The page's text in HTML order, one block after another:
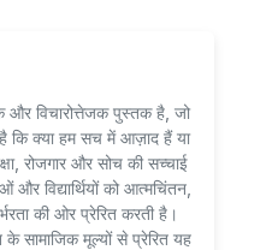
और विचारोत्तेजक पुस्तक है, जो
कि क्या हम सच में आज़ाद हैं या
रोजगार और सोच की सच्चाई
विद्यार्थियों को आत्मचिंतन,
की ओर प्रेरित करती है।
सामाजिक मूल्यों से प्रेरित यह